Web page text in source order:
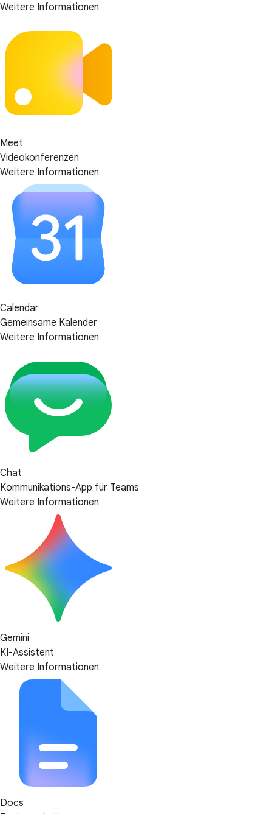
Weitere Informationen
Meet
Videokonferenzen
Weitere Informationen
Calendar
Gemeinsame Kalender
Weitere Informationen
Chat
Kommunikations-App für Teams
Weitere Informationen
Gemini
KI-Assistent
Weitere Informationen
Docs